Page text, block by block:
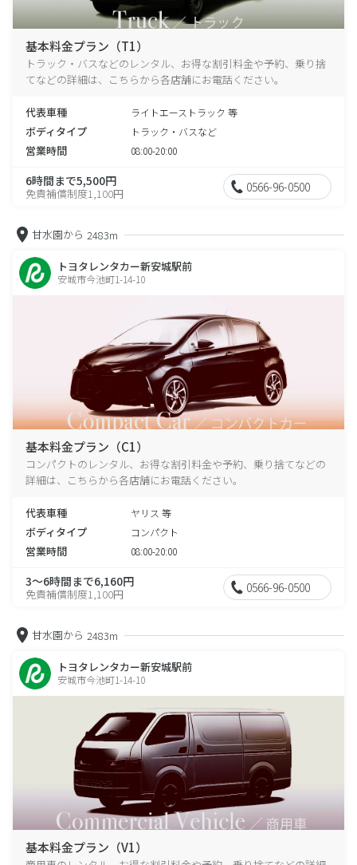
基本料金プラン（T1）
トラック・バスなどのレンタル、お得な割引料金や予約、乗り捨
てなどの詳細は、こちらから各店舗にお電話ください。
代表車種 ライトエーストラック 等
ボディタイプ トラック・バスなど
営業時間 08:00-20:00
6時間まで5,500円
免責補償制度1,100円 0566-96-0500
甘水園から 2483m
トヨタレンタカー新安城駅前
安城市今池町1-14-10
基本料金プラン（C1）
コンパクトのレンタル、お得な割引料金や予約、乗り捨てなどの
詳細は、こちらから各店舗にお電話ください。
代表車種 ヤリス 等
ボディタイプ コンパクト
営業時間 08:00-20:00
3～6時間まで6,160円
免責補償制度1,100円 0566-96-0500
甘水園から 2483m
トヨタレンタカー新安城駅前
安城市今池町1-14-10
基本料金プラン（V1）